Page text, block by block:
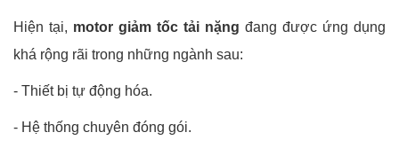
Hiện tại, motor giảm tốc tải nặng đang được ứng dụng
khá rộng rãi trong những ngành sau:
- Thiết bị tự động hóa.
- Hệ thống chuyên đóng gói.